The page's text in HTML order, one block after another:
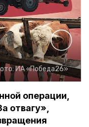
ИА «Победа26»
операции,
отвагу»,